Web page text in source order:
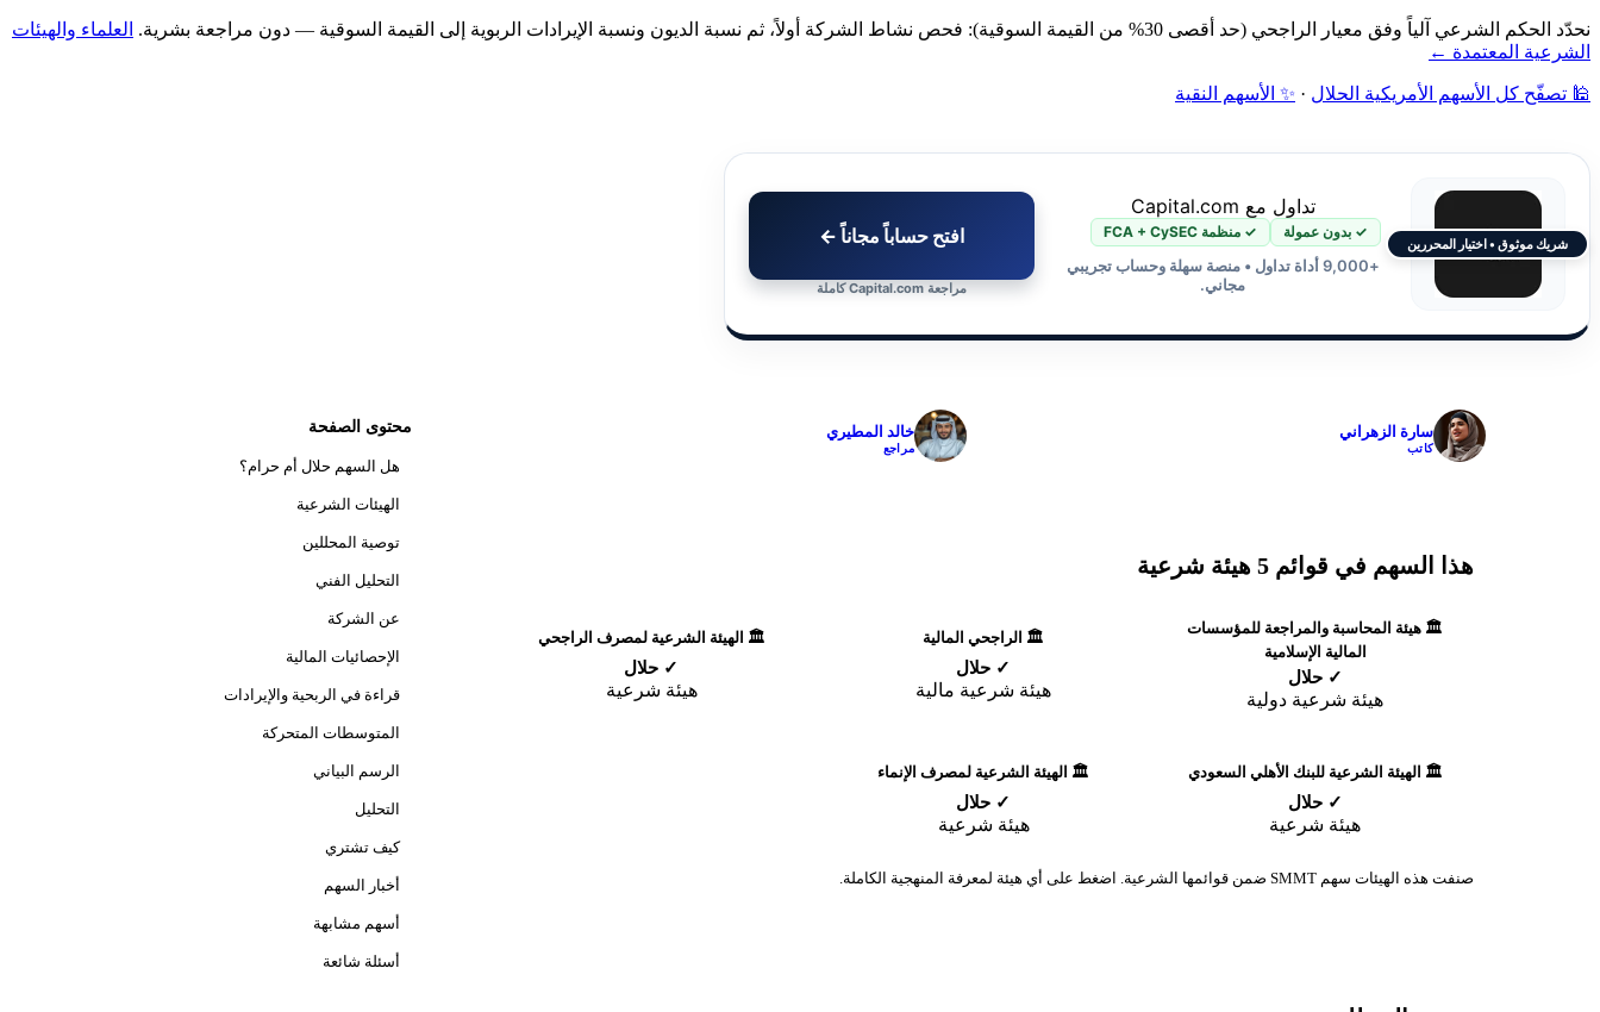
نحدّد الحكم الشرعي آلياً وفق معيار الراجحي (حد أقصى 30% من القيمة السوقية): فحص نشاط الشركة أولاً، ثم نسبة الديون ونسبة الإيرادات الربوية إلى القيمة السوقية — دون مراجعة بشرية.
العلماء والهيئات
الشرعية المعتمدة ←
🕌 تصفّح كل الأسهم الأمريكية الحلال · ✨ الأسهم النقية
شريك موثوق • اختيار المحررين
تداول مع Capital.com
✓ بدون عمولة ✓ منظمة FCA + CySEC
+9,000 أداة تداول • منصة سهلة وحساب تجريبي
مجاني.
افتح حساباً مجاناً ←
مراجعة Capital.com كاملة
محتوى الصفحة
هل السهم حلال أم حرام؟
الهيئات الشرعية
توصية المحللين
التحليل الفني
عن الشركة
الإحصائيات المالية
قراءة في الربحية والإيرادات
المتوسطات المتحركة
الرسم البياني
التحليل
كيف تشتري
أخبار السهم
أسهم مشابهة
أسئلة شائعة
سارة الزهراني
كاتب
خالد المطيري
مراجع
هذا السهم في قوائم 5 هيئة شرعية
🏛️ هيئة المحاسبة والمراجعة للمؤسسات
المالية الإسلامية
✓ حلال
هيئة شرعية دولية
🏛️ الراجحي المالية
✓ حلال
هيئة شرعية مالية
🏛️ الهيئة الشرعية لمصرف الراجحي
✓ حلال
هيئة شرعية
🏛️ الهيئة الشرعية للبنك الأهلي السعودي
✓ حلال
هيئة شرعية
🏛️ الهيئة الشرعية لمصرف الإنماء
✓ حلال
هيئة شرعية
صنفت هذه الهيئات سهم SMMT ضمن قوائمها الشرعية. اضغط على أي هيئة لمعرفة المنهجية الكاملة.